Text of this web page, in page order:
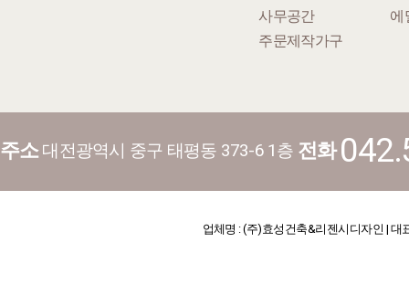
사무공간
주문제작가구
에
주소대전광역시 중구 태평동 373-6 1층 전화
업체명 : (주)효성건축&리젠시디자인 | 대